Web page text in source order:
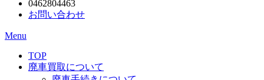
0462804463
お問い合わせ
Menu
TOP
廃車買取について